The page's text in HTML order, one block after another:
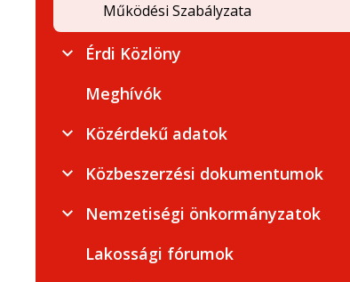
Működési Szabályzata
Érdi Közlöny
Meghívók
Közérdekű adatok
Közbeszerzési dokumentumok
Nemzetiségi önkormányzatok
Lakossági fórumok